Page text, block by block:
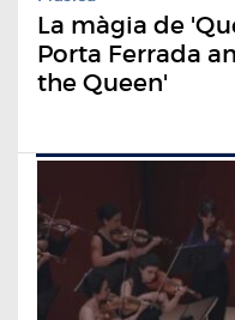
La màgia de
Porta Ferrada
the Queen'